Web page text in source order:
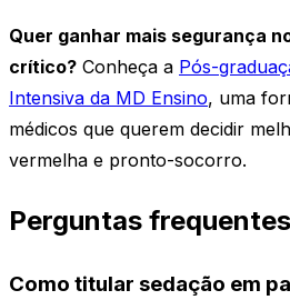
Quer ganhar mais segurança
crítico? Conheça a Pós-
Intensiva da MD Ensino, uma
médicos que querem decidir
vermelha e pronto-socorro.
Perguntas frequentes
Como titular sedação em